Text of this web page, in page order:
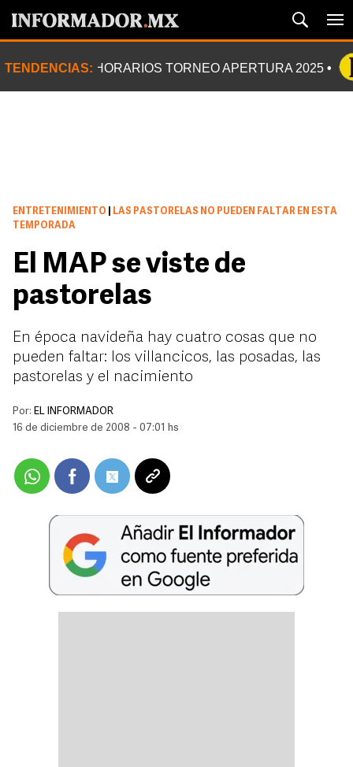
TENDENCIAS: HORARIOS TORNEO APERTURA 2025
ENTRETENIMIENTO
LAS PASTORELAS NO PUEDEN FALTAR EN ESTA
TEMPORADA
El MAP se viste de
pastorelas
En época navideña hay cuatro cosas que no
pueden faltar: los villancicos, las posadas, las
pastorelas y el nacimiento
Por: EL INFORMADOR
16 de diciembre de 2008 - 07:01 hs